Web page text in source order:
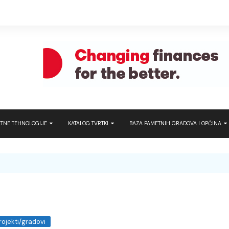
TEHNOLOGIJE KATALOG TVRTKI BAZA PAMETNIH GRADOVA I OPĆINA
gradovi